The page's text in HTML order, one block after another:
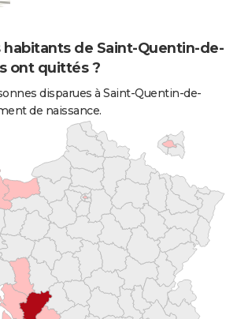
habitants de Saint-Quentin-de-
ont quittés ?
disparues à Saint-Quentin-de-
de naissance.